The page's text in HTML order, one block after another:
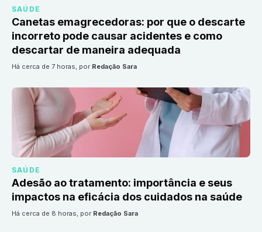
SAÚDE
Canetas emagrecedoras: por que o descarte
incorreto pode causar acidentes e como
descartar de maneira adequada
há cerca de 7 horas, por Redação Sara
SAÚDE
Adesão ao tratamento: importância e seus
impactos na eficácia dos cuidados na saúde
há cerca de 8 horas, por Redação Sara